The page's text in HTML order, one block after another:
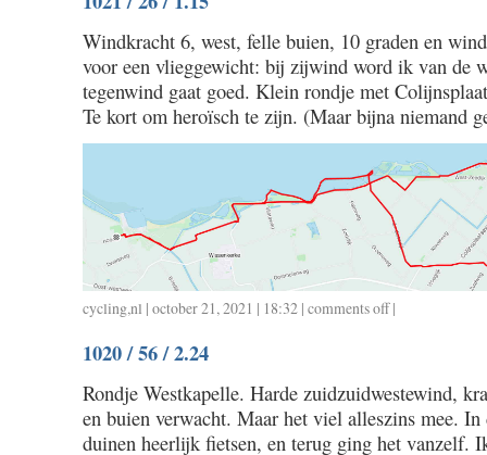
/
3.00
Windkracht 6, west, felle buien, 10 graden en
voor een vlieggewicht: bij zijwind word ik van de
tegenwind gaat goed. Klein rondje met
Te kort om heroïsch te zijn. (Maar bijna niemand
cycling,nl | october 21, 2021 | 18:32 | comments offon
/
1.15
|
1020 / 56 / 2.24
Rondje Westkapelle. Harde zuidzuidwestewind,
en buien verwacht. Maar het viel alleszins mee. In
duinen heerlijk fietsen, en terug ging het vanzelf.